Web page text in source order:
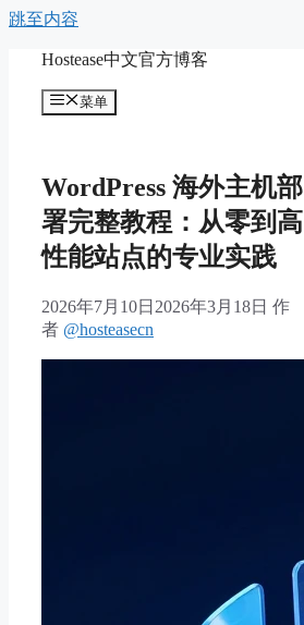
跳至内容
Hostease中文官方博客
菜单
WordPress 海外主机部
署完整教程：从零到高
性能站点的专业实践
2026年7月10日 2026年3月18日 作
者 @hosteasecn